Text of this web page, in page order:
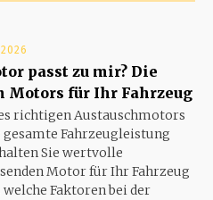
passt zu mir? Die
Motors für Ihr Fahrzeug
richtigen Austauschmotors
Fahrzeugleistung
Sie wertvolle
Motor für Ihr Fahrzeug
Faktoren bei der